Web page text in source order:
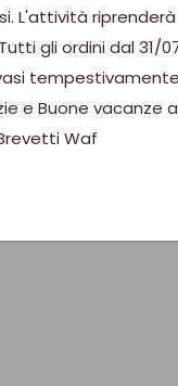
L'attività
gli ordini dal 31/
e Buone vacanze
Waf